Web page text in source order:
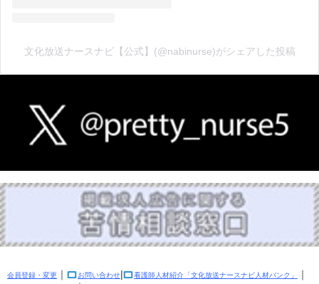
文化放送ナースナビ【公式】(@nabinurse)がシェアした投稿
会員登録・変更 ｜ お問い合わせ| 看護師人材紹介「文化放送ナースナビ人材バンク」
｜